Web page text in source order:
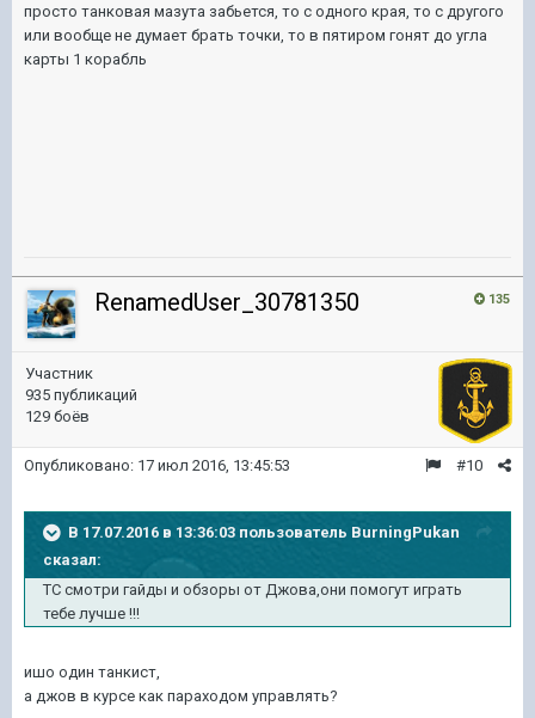
просто танковая мазута забьется, то с одного края, то с другого
или вообще не думает брать точки, то в пятиром гонят до угла
карты 1 корабль
135
RenamedUser_30781350
Участник
935 публикаций
129 боёв
#10
Опубликовано: 17 июл 2016, 13:45:53
В 17.07.2016 в 13:36:03 пользователь BurningPukan
сказал:
ТС смотри гайды и обзоры от Джова,они помогут играть
тебе лучше !!!
ишо один танкист,
а джов в курсе как параходом управлять?